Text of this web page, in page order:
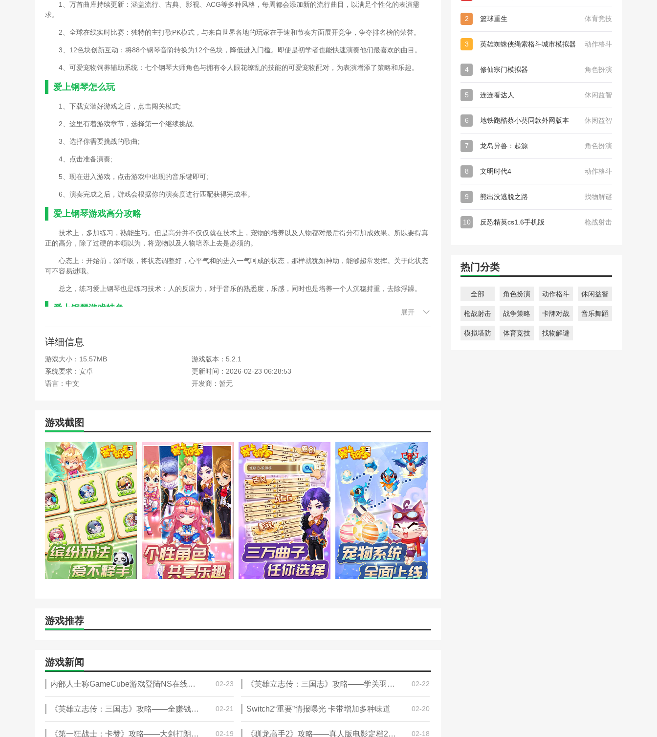
1、万首曲库持续更新：涵盖流行、古典、影视、ACG等多种风格，每周都会添加新的流行曲目，以满足个性化的表演需
求。
2、全球在线实时比赛：独特的主打歌PK模式，与来自世界各地的玩家在手速和节奏方面展开竞争，争夺排名榜的荣誉。
3、12色块创新互动：将88个钢琴音阶转换为12个色块，降低进入门槛。即使是初学者也能快速演奏他们最喜欢的曲目。
4、可爱宠物饲养辅助系统：七个钢琴大师角色与拥有令人眼花缭乱的技能的可爱宠物配对，为表演增添了策略和乐趣。
爱上钢琴怎么玩
1、下载安装好游戏之后，点击闯关模式;
2、这里有着游戏章节，选择第一个继续挑战;
3、选择你需要挑战的歌曲;
4、点击准备演奏;
5、现在进入游戏，点击游戏中出现的音乐键即可;
6、演奏完成之后，游戏会根据你的演奏度进行匹配获得完成率。
爱上钢琴游戏高分攻略
技术上，多加练习，熟能生巧。但是高分并不仅仅就在技术上，宠物的培养以及人物都对最后得分有加成效果。所以要得真
正的高分，除了过硬的本领以为，将宠物以及人物培养上去是必须的。
心态上：开始前，深呼吸，将状态调整好，心平气和的进入一气呵成的状态，那样就犹如神助，能够超常发挥。关于此状态
可不容易进哦。
总之，练习爱上钢琴也是练习技术：人的反应力，对于音乐的熟悉度，乐感，同时也是培养一个人沉稳持重，去除浮躁。
爱上钢琴游戏特色
2、五线谱教学系统：配备专业五线谱学习模块，让您边玩边学，实现娱乐与教学的平衡。
3、通过清除级别解锁故事模式：从国家比赛到国际比赛，逐步解锁高难度曲目，体验从新手到大师的成长之旅。
4、用户原创提交生态系统：支持MID格式乐谱的上传，通过琴师认证体系激励玩家创作，形成活跃的UGC社区。
1、零阈值操作设计：一种分工模式，右手演奏旋律，左手自动伴奏，兼顾表现力和便利性。
3、智能分类管理：通过音乐图表、用户图表和收藏夹等功能，实现快速曲目搜索和个性化推荐。
4、防沉迷适配系统：为年轻玩家优化游戏持续时间提醒，平衡娱乐和健康管理。
更新内容
v5.3.91版本
1、更多海量的曲谱等你弹奏。
2、清新亮丽的游戏界面，轻松简单的游戏模式。
3、海量音乐、自由选曲，参加世界比赛、进阶钢琴达人。
4、添加了钢琴的重低音。
展开
详细信息
游戏大小：15.57MB
游戏版本：5.2.1
系统要求：安卓
更新时间：2026-02-23 06:28:53
语言：中文
开发商：暂无
游戏截图
游戏推荐
游戏新闻
内部人士称GameCube游戏登陆NS在线服务“只是时间问题” 02-23 《英雄立志传：三国志》攻略——学关羽武魂方法介绍 02-22
《英雄立志传：三国志》攻略——全赚钱方法介绍 02-21 Switch2“重要”情报曝光 卡带增加多种味道 02-20
《第一狂战士：卡赞》攻略——大剑打朗格斯技巧分享 02-19 《驯龙高手2》攻略——真人版电影定档2027年6月11日 02-18
2 篮球重生 体育竞技
3 英雄蜘蛛侠绳索格斗城市模拟器 动作格斗
4 修仙宗门模拟器 角色扮演
5 连连看达人 休闲益智
6 地铁跑酷蔡小葵同款外网版本 休闲益智
7 龙岛异兽：起源 角色扮演
8 文明时代4 动作格斗
9 熊出没逃脱之路 找物解谜
10 反恐精英cs1.6手机版 枪战射击
热门分类
全部 角色扮演 动作格斗 休闲益智
枪战射击 战争策略 卡牌对战 音乐舞蹈
模拟塔防 体育竞技 找物解谜